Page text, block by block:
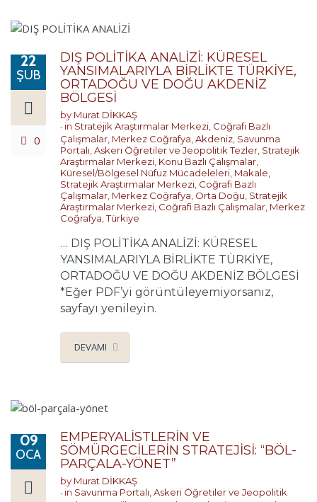
22
ŞUB
0
DIŞ POLİTİKA ANALİZİ: KÜRESEL
YANSIMALARIYLA BİRLİKTE TÜRKİYE,
ORTADOĞU VE DOĞU AKDENİZ
BÖLGESİ
by Murat DİKKAŞ
in Stratejik Araştırmalar Merkezi, Coğrafi Bazlı
Çalışmalar, Merkez Coğrafya,Akdeniz, Savunma
Portalı,Askeri Öğretiler ve Jeopolitik Tezler, Stratejik
Araştırmalar Merkezi, Konu Bazlı Çalışmalar,
Küresel/Bölgesel Nüfuz Mücadeleleri, Makale,
Stratejik Araştırmalar Merkezi, Coğrafi Bazlı
Çalışmalar, Merkez Coğrafya, Orta Doğu, Stratejik
Araştırmalar Merkezi, Coğrafi Bazlı Çalışmalar, Merkez
Coğrafya,Türkiye
… DIŞ POLİTİKA ANALİZİ: KÜRESEL
YANSIMALARIYLA BİRLİKTE TÜRKİYE,
ORTADOĞU VE DOĞU AKDENİZ BÖLGESİ
*Eğer PDF’yi görüntüleyemiyorsanız,
sayfayı yenileyin.
DEVAMI
09
OCA
EMPERYALİSTLERİN VE
SÖMÜRGECİLERİN STRATEJİSİ: “BÖL-
PARÇALA-YÖNET”
by Murat DİKKAŞ
in Savunma Portalı Askeri Öğretiler ve Jeopolitik